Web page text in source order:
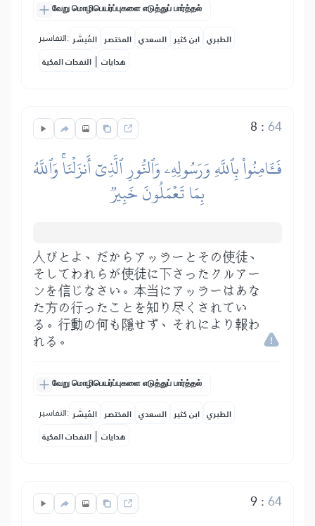
வேறு மொழிபெயர்ப்புகளை எடுத்துப் பார்த்தல்
التفاسير: المُيسَّر المختصر السعدي ابن كثير الطبري
النفحات المكية | هدايات
8 :64
فَـَٔامِنُواْ بِٱللَّهِ وَرَسُولِهِۦ وَٱلنُّورِ ٱلَّذِيٓ أَنزَلۡنَاۚ وَٱللَّهُ
بِمَا تَعۡمَلُونَ خَبِيرٞ
人びとよ、だからアッラーとその使徒、
そしてわれらが使徒に下さったクルアー
ンを信じなさい。本当にアッラーはあな
た方の行ったことを知り尽くされてい
る。行動の何も隠せず、それにより報わ
れる。
வேறு மொழிபெயர்ப்புகளை எடுத்துப் பார்த்தல்
التفاسير: المُيسَّر المختصر السعدي ابن كثير الطبري
النفحات المكية | هدايات
9:64